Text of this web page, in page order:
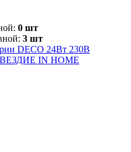
0 шт
3 шт
DECO 24Вт 230В
IN HOME